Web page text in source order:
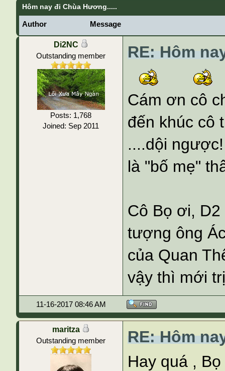
Hôm nay đi Chùa Hương.....
Author Message
Di2NC
Outstanding member
Posts: 1,768
Joined: Sep 2011
RE: Hôm
Cám ơn cô
đến khúc cô
....dội
là "bố mẹ"
Cô Bọ ơi,
tượng ông
của Quan
vậy thì mới
11-16-2017 08:46 AM
maritza
Outstanding member
RE: Hôm
Hay quá ,